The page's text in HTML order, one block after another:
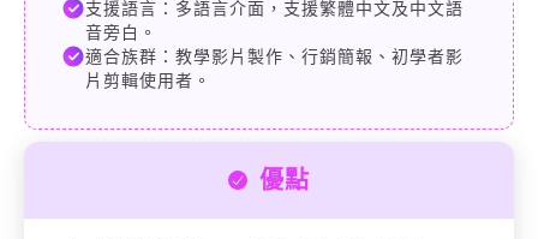
支援語言：多語言介面，支援繁體中文及中文語
音旁白。
適合族群：教學影片製作、行銷簡報、初學者影
片剪輯使用者。
優點